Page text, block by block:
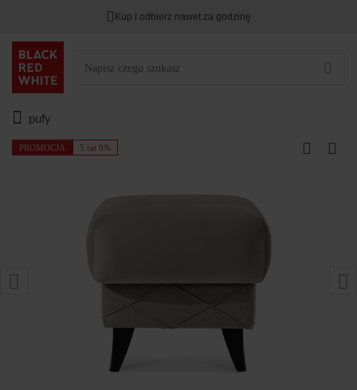
Kup i odbierz nawet za godzinę
pufy
PROMOCJA 5 rat 0%